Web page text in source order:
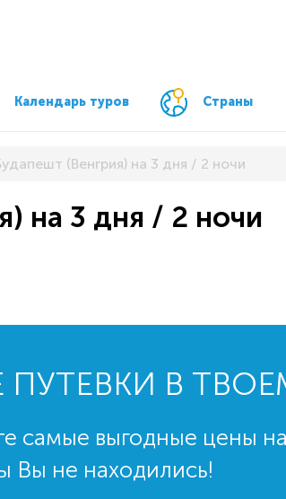
Календарь туров Страны
(Венгрия) на 3 дня / 2 ночи
на 3 дня / 2 ночи
ПУТЕВКИ В
самые выгодные цены
Вы не находились!